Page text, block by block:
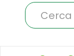
Cerca
Prodotto